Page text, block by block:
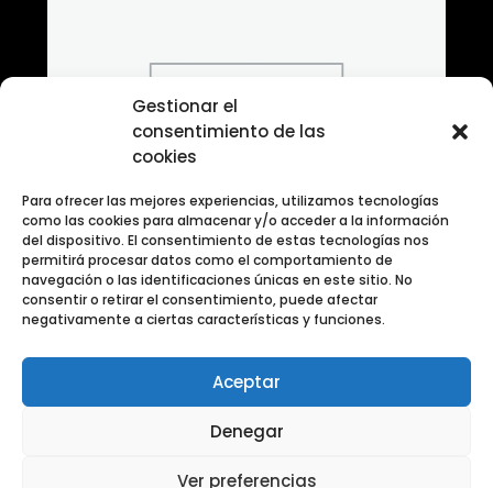
Gestionar el
consentimiento de las
cookies
Para ofrecer las mejores experiencias, utilizamos tecnologías
como las cookies para almacenar y/o acceder a la información
del dispositivo. El consentimiento de estas tecnologías nos
permitirá procesar datos como el comportamiento de
navegación o las identificaciones únicas en este sitio. No
consentir o retirar el consentimiento, puede afectar
negativamente a ciertas características y funciones.
Aceptar
Denegar
Ver preferencias
Banco de Fotografias ANIMALES